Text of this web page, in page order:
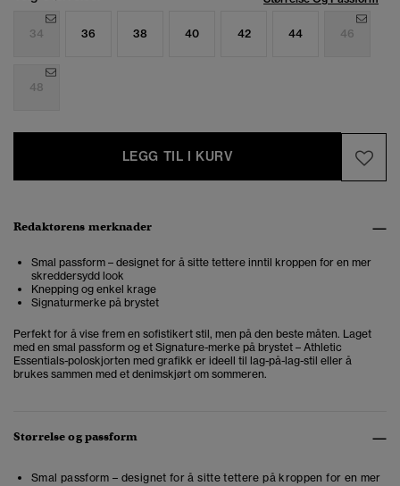
34 36 38 40 42 44 46
48
LEGG TIL I KURV
Redaktørens merknader
Smal passform – designet for å sitte tettere inntil kroppen for en mer
skreddersydd look
Knepping og enkel krage
Signaturmerke på brystet
Perfekt for å vise frem en sofistikert stil, men på den beste måten. Laget
med en smal passform og et Signature-merke på brystet – Athletic
Essentials-poloskjorten med grafikk er ideell til lag-på-lag-stil eller å
brukes sammen med et denimskjørt om sommeren.
Størrelse og passform
Smal passform – designet for å sitte tettere på kroppen for en mer